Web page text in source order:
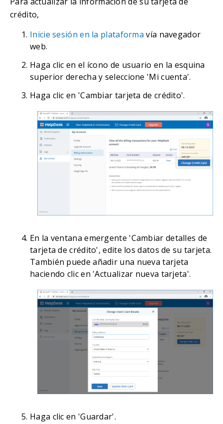
crédito,
Inicie sesión en la plataforma vía navegador
web.
Haga clic en el ícono de usuario en la esquina
superior derecha y seleccione 'Mi cuenta'.
Haga clic en 'Cambiar tarjeta de crédito'.
En la ventana emergente 'Cambiar detalles de
tarjeta de crédito', edite los datos de su tarjeta.
También puede añadir una nueva tarjeta
haciendo clic en 'Actualizar nueva tarjeta'.
Haga clic en 'Guardar'.